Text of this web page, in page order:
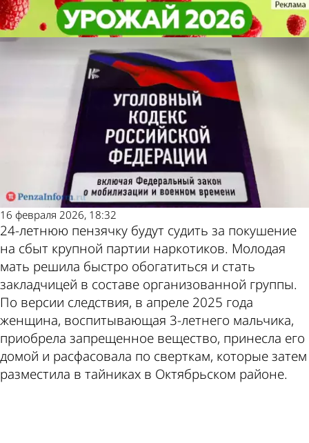
В Пензе молодая мать связалась
с преступниками ради денег
Криминал
16 февраля 2026, 18:32
24-летнюю пензячку будут судить за покушение
на сбыт крупной партии наркотиков. Молодая
мать решила быстро обогатиться и стать
закладчицей в составе организованной группы.
По версии следствия, в апреле 2025 года
женщина, воспитывающая 3-летнего мальчика,
приобрела запрещенное вещество, принесла его
домой и расфасовала по сверткам, которые затем
разместила в тайниках в Октябрьском районе.
В Пензе молодая мать связалась
с преступниками ради денег
Криминал
Другие новости по
теме
Погода и курсы
валют в Пензе